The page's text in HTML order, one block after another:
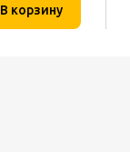
В корзину